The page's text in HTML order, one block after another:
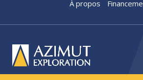
À propos